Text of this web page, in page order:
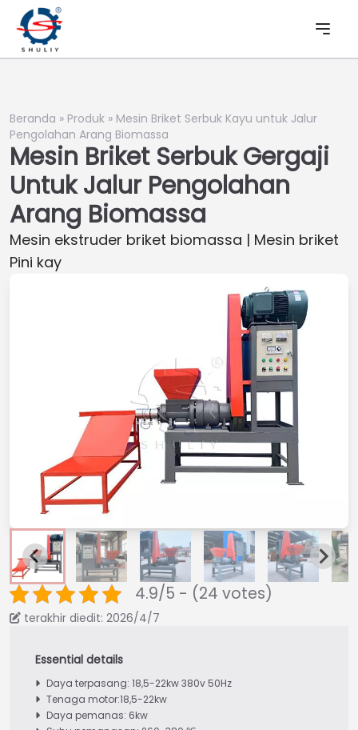
Beranda » Produk » Mesin Briket Serbuk Kayu untuk Jalur
Pengolahan Arang Biomassa
Mesin Briket Serbuk Gergaji
Untuk Jalur Pengolahan
Arang Biomassa
Mesin ekstruder briket biomassa | Mesin briket
Pini kay
4.9/5 - (24 votes)
terakhir diedit: 2026/4/7
Daya terpasang: 18,5-22kw 380v 50Hz
Tenaga motor:18,5-22kw
Daya pemanas: 6kw